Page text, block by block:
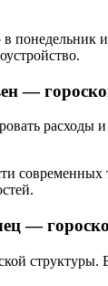
—
—